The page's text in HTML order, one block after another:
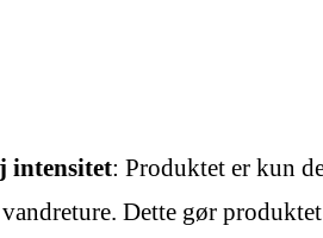
intensitet: Produktet er kun
Dette gør